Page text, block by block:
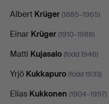
Albert Krüger (1885–1965)
Einar Krüger (1910–1988)
Matti Kujasalo (född 1946)
Yrjö Kukkapuro (född 1933)
Elias Kukkonen (1904–1997)